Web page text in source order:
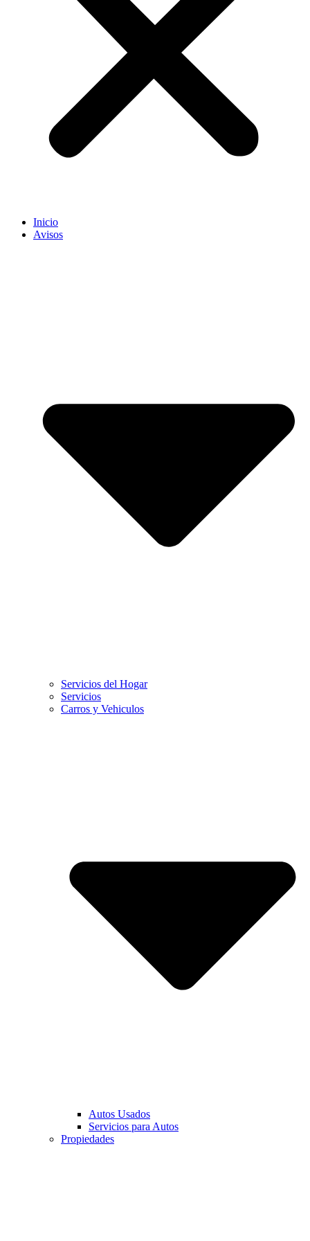
Inicio
Avisos
Servicios del Hogar
Servicios
Carros y Vehiculos
Autos Usados
Servicios para Autos
Propiedades